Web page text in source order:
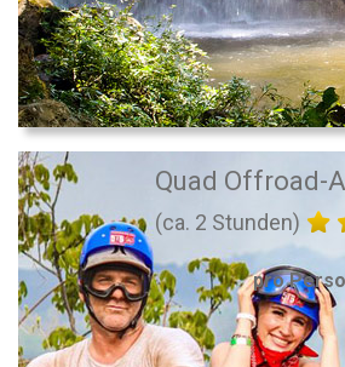
Quad Offroad-
(ca. 2 Stunden)
pro